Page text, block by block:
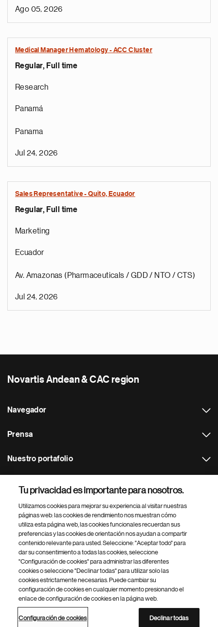
Ago 05, 2026
Medical Manager Hematology - ACC Cluster
Regular, Full time
Research
Panamá
Panama
Jul 24, 2026
Sales Representative - Quito, Ecuador
Regular, Full time
Marketing
Ecuador
Av. Amazonas (Pharmaceuticals / GDD / NTO / CTS)
Jul 24, 2026
Novartis Andean & CAC region
Navegador
Prensa
Nuestro portafolio
Footer Site Search
inferior
del
© 2026 Novartis AG
Política de privacidad Términos de uso
Accesibilidad
Configuración de cookies
Mapa del sitio
Tu privacidad es importante para nosotros.
Utilizamos cookies para mejorar su experiencia al visitar nuestras
páginas web: las cookies de rendimiento nos muestran cómo
utiliza esta página web, las cookies funcionales recuerdan sus
preferencias y las cookies de orientación nos ayudan a compartir
contenido relevante para usted. Seleccione: "Aceptar todo" para
dar su consentimiento a todas las cookies, seleccione
"Configuración de cookies" para administrar las diferentes
cookies o seleccione "Declinar todas" para utilizar solo las
cookies estrictamente necesarias. Puede cambiar su
configuración de cookies en cualquier momento presionando el
enlace de configuración de cookies en la página web.
Configuración de cookies Declinar todas